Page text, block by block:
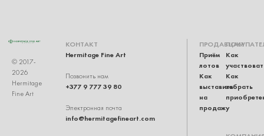
© 2017-
2026
Hermitage
Fine Art
КОНТАКТ
Hermitage Fine Art
Позвонить нам
+377 9 777 39 80
Электронная почта
info@hermitagefineart.com
ПРОДАВЦАМ
Приём
лотов
Как
выставить
на
продажу
Как
Как
забрать